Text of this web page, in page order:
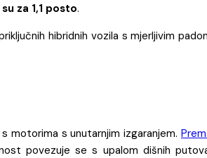
za 1,1 posto.
hibridnih vozila s mjerljivim
motorima s unutarnjim izgaranjem.
povezuje se s upalom dišnih